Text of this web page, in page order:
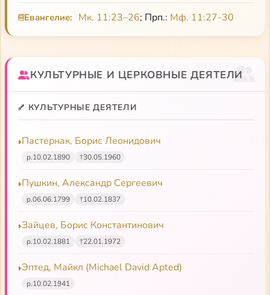
Программа «Автограф». Гефсиманский сад (Б.
Пастернак)
Пастернак)
Евангелие: Мк. 11:23–26; Прп.: Мф. 11:27-30
КУЛЬТУРНЫЕ И ЦЕРКОВНЫЕ ДЕЯТЕЛИ
КУЛЬТУРНЫЕ ДЕЯТЕЛИ
Пастернак, Борис Леонидович
р.10.02.1890 †30.05.1960
Пушкин, Александр Сергеевич
р.06.06.1799 †10.02.1837
Зайцев, Борис Константинович
р.10.02.1881 †22.01.1972
Эптед, Майкл (Michael David Apted)
р.10.02.1941